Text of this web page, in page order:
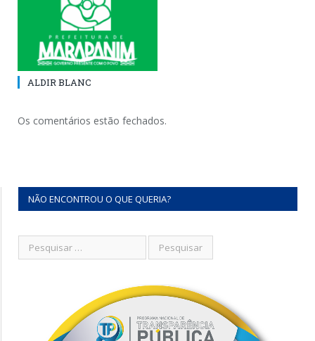
ALDIR BLANC
Os comentários estão fechados.
NÃO ENCONTROU O QUE QUERIA?